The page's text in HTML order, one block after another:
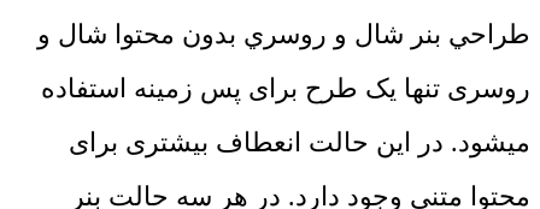
طراحي بنر شال و روسري بدون محتوا شال و
روسری تنها یک طرح برای پس زمینه استفاده
میشود. در این حالت انعطاف بیشتری برای
محتوا متنی وجود دارد. در هر سه حالت بنر